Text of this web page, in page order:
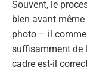
Souvent, le
bien avant même
photo – il
suffisamment de
cadre est-il